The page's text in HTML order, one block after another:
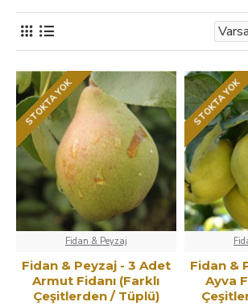
STOKTA YOK
Fidan & Peyzaj
Fidan & Peyzaj - 3 Adet
Armut Fidanı (Farklı
Çeşitlerden / Tüplü)
STOKTA YOK
Fidan &
Ayva